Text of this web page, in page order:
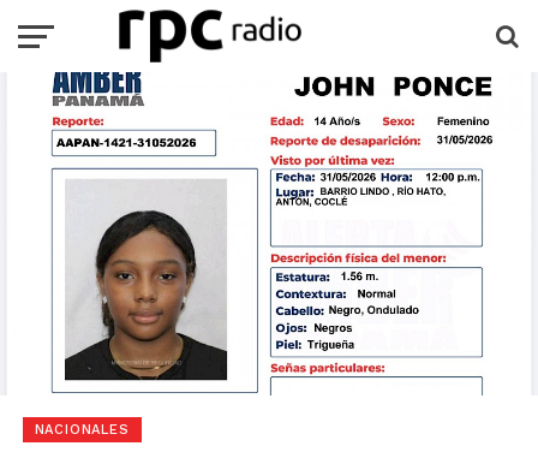
NACIONALES